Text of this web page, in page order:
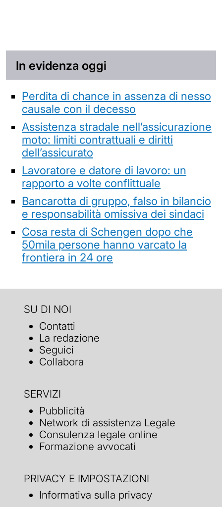
In evidenza oggi
Perdita di chance in assenza di nesso
causale con il decesso
Assistenza stradale nell’assicurazione
moto: limiti contrattuali e diritti
dell’assicurato
Lavoratore e datore di lavoro: un
rapporto a volte conflittuale
Bancarotta di gruppo, falso in bilancio
e responsabilità omissiva dei sindaci
Cosa resta di Schengen dopo che
50mila persone hanno varcato la
frontiera in 24 ore
SU DI NOI
Contatti
La redazione
Seguici
Collabora
SERVIZI
Pubblicità
Network di assistenza Legale
Consulenza legale online
Formazione avvocati
PRIVACY E IMPOSTAZIONI
Informativa sulla privacy